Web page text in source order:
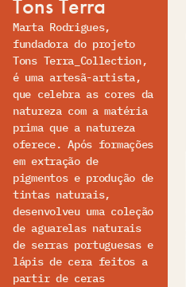
Tons Terra
Marta Rodrigues,
fundadora do projeto
Tons Terra_Collection,
é uma artesã-artista,
que celebra as cores da
natureza com a matéria
prima que a natureza
oferece. Após formações
em extração de
pigmentos e produção de
tintas naturais,
desenvolveu uma coleção
de aguarelas naturais
de serras portuguesas e
lápis de cera feitos a
partir de ceras